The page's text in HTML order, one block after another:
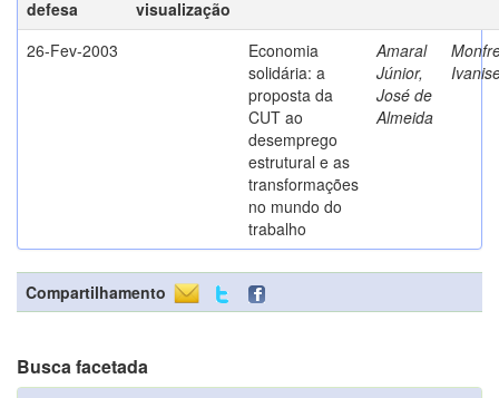
defesa
visualização
26-Fev-2003
Economia
solidária: a
proposta da
CUT ao
desemprego
estrutural e as
transformações
no mundo do
trabalho
Amaral
Júnior,
José de
Almeida
Compartilhamento
Busca facetada